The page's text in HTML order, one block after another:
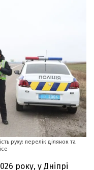
руху: перелік ділянок та
року, у Дніпрі